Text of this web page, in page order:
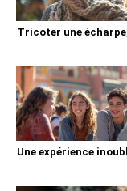
Tricoter une
Une expérience